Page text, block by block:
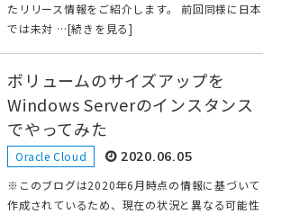
たリリース情報をご紹介します。 前回同様に日本
では未対 …[続きを見る]
ボリュームのサイズアップを
Windows Serverのインスタンス
でやってみた
Oracle Cloud 2020.06.05
※このブログは2020年6月時点の情報に基づいて
作成されているため、現在の状況と異なる可能性